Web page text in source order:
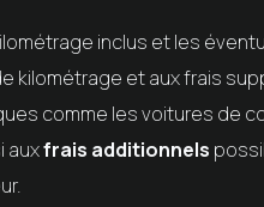
inclus et les
kilométrage et aux frais
comme les voitures de
auxfrais additionnels